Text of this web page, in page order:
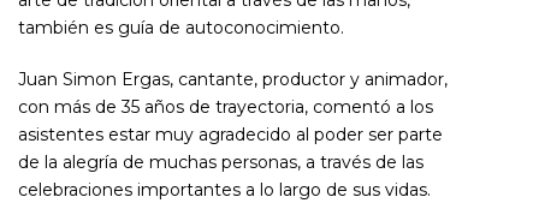
también es guía de autoconocimiento.
Juan Simon Ergas, cantante, productor y animador,
con más de 35 años de trayectoria, comentó a los
asistentes estar muy agradecido al poder ser parte
de la alegría de muchas personas, a través de las
celebraciones importantes a lo largo de sus vidas.